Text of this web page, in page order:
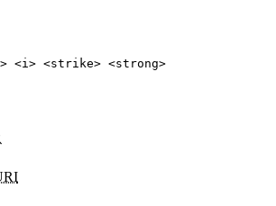
<i> <strike> <strong>